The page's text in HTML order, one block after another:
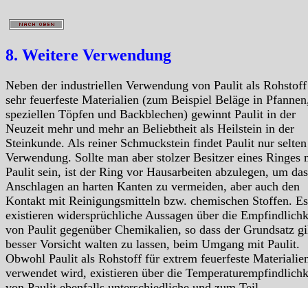
8. Weitere Verwendung
Neben der industriellen Verwendung von Paulit als
sehr feuerfeste Materialien (zum Beispiel Beläge in
speziellen Töpfen und Backblechen) gewinnt Paulit in der
Neuzeit mehr und mehr an Beliebtheit als Heilstein in der
Steinkunde. Als reiner Schmuckstein findet Paulit nur selten
Verwendung. Sollte man aber stolzer Besitzer eines Ringes
Paulit sein, ist der Ring vor Hausarbeiten abzulegen, um das
Anschlagen an harten Kanten zu vermeiden, aber auch den
Kontakt mit Reinigungsmitteln bzw. chemischen Stoffen. Es
existieren widersprüchliche Aussagen über die
von Paulit gegenüber Chemikalien, so dass der Grundsatz
besser Vorsicht walten zu lassen, beim Umgang mit Paulit.
Obwohl Paulit als Rohstoff für extrem feuerfeste
verwendet wird, existieren über die